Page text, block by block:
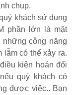
chụp.
khách sử dụng
phần lớn là mặt
công năng
có thể xảy ra.
kiện hoán đổi
quý khách có
được việc.. Bạn